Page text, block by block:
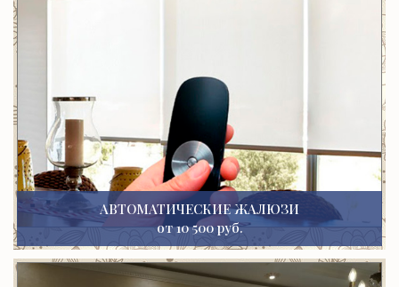
АВТОМАТИЧЕСКИЕ ЖАЛЮЗИ
от 10 500 руб.